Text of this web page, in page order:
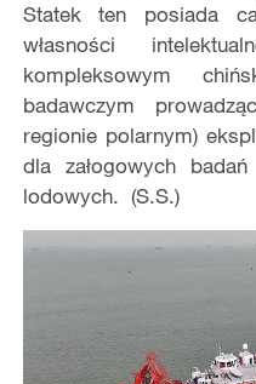
Statek ten posiada
własności
kompleksowym
badawczym
regionie polarnym)
dla załogowych
lodowych. (S.S.)